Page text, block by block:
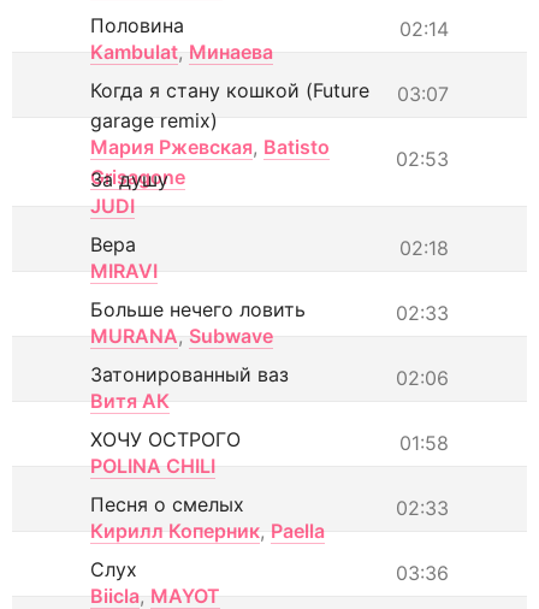
02:14
Половина
Kambulat, Минаева
03:07
Когда я стану кошкой (Future
garage remix)
Мария Ржевская, Batisto
Grisagone
02:53
За душу
JUDI
02:18
Вера
MIRAVI
02:33
Больше нечего ловить
MURANA, Subwave
02:06
Затонированный ваз
Витя АК
01:58
ХОЧУ ОСТРОГО
POLINA CHILI
02:33
Песня о смелых
Кирилл Коперник, Paella
03:36
Слух
Biicla, MAYOT